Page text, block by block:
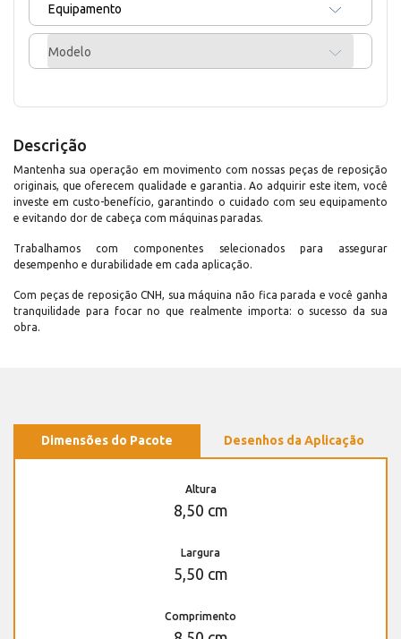
Equipamento
Modelo
Descrição
Mantenha sua operação em movimento com nossas peças de reposição
originais, que oferecem qualidade e garantia. Ao adquirir este item, você
investe em custo-benefício, garantindo o cuidado com seu equipamento
e evitando dor de cabeça com máquinas paradas.
Trabalhamos com componentes selecionados para assegurar
desempenho e durabilidade em cada aplicação.
Com peças de reposição CNH, sua máquina não fica parada e você ganha
tranquilidade para focar no que realmente importa: o sucesso da sua
obra.
Dimensões do Pacote Desenhos da Aplicação
Altura
8,50 cm
Largura
5,50 cm
Comprimento